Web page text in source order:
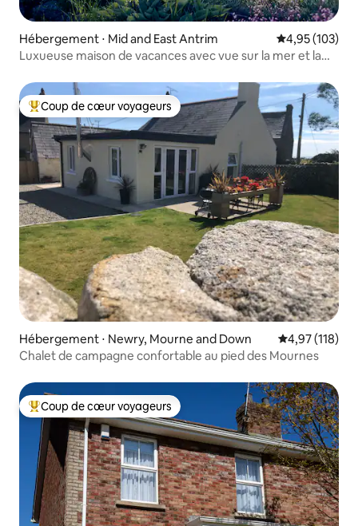
Hébergement ⋅ Mid and East Antrim Évaluation
4,95 (103)
Luxueuse maison de vacances avec vue sur la mer et la
Coups de cœur voyageurs les plus appréciés
Coup de cœur voyageurs
Hébergement ⋅ Newry, Mourne and Down Évaluation
4,97 (118)
Chalet de campagne confortable au pied des Mournes
Coups de cœur voyageurs les plus appréciés
Coup de cœur voyageurs